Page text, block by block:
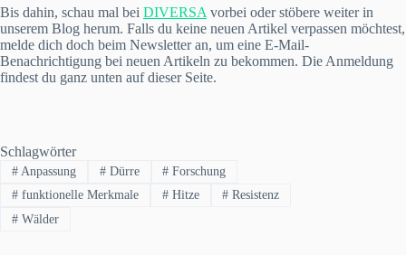
Bis dahin, schau mal bei DIVERSA vorbei oder stöbere weiter in
unserem Blog herum. Falls du keine neuen Artikel verpassen möchtest,
melde dich doch beim Newsletter an, um eine E-Mail-
Benachrichtigung bei neuen Artikeln zu bekommen. Die Anmeldung
findest du ganz unten auf dieser Seite.
Schlagwörter
#Anpassung #Dürre # Forschung
#funktionelle Merkmale #Hitze # Resistenz
#Wälder